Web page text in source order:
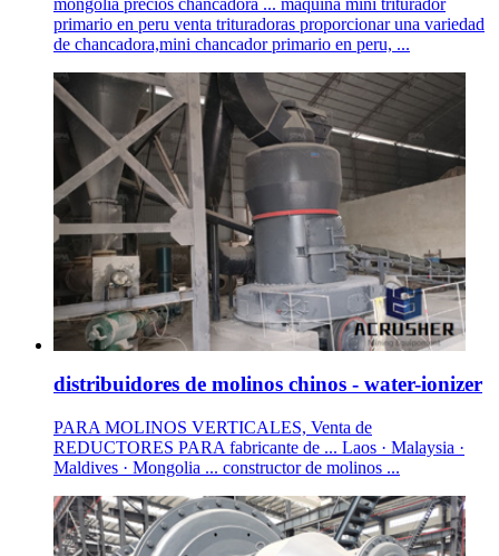
mongolia precios chancadora ... máquina mini triturador
primario en peru venta trituradoras proporcionar una variedad
de chancadora,mini chancador primario en peru, ...
distribuidores de molinos chinos - water-ionizer
PARA MOLINOS VERTICALES, Venta de
REDUCTORES PARA fabricante de ... Laos · Malaysia ·
Maldives · Mongolia ... constructor de molinos ...